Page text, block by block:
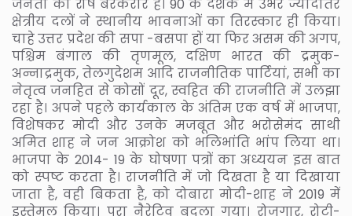
जनता का रोष बरकरार है। 90 के दशक में उभरे ज्यादातर
क्षेत्रीय दलों ने स्थानीय भावनाओं का तिरस्कार ही किया।
चाहे उत्तर प्रदेश की सपा -बसपा हों या फिर असम की अगप,
पश्चिम बंगाल की तृणमूल, दक्षिण भारत की द्रमुक-
अन्नाद्रमुक, तेलगुदेशम आदि राजनीतिक पार्टियां, सभी का
नेतृत्व जनहित से कोसों दूर, स्वहित की राजनीति में उलझा
रहा है। अपने पहले कार्यकाल के अंतिम एक वर्ष में भाजपा,
विशेषकर मोदी और उनके मजबूत और भरोसेमंद साथी
अमित शाह ने जन आक्रोश को भलिभांति भांप लिया था।
भाजपा के 2014- 19 के घोषणा पत्रों का अध्ययन इस बात
को स्पष्ट करता है। राजनीति में जो दिखता है या दिखाया
जाता है, वही बिकता है, को दोबारा मोदी-शाह ने 2019 में
इस्तेमल किया। पूरा नैरेटिव बदला गया। रोजगार, रोटी-